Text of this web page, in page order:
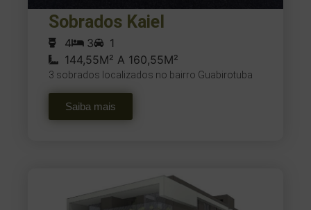
Sobrados Kaiel
4 3
1
144,55M² A 160,55M²
3 sobrados localizados no bairro Guabirotuba
Saiba mais